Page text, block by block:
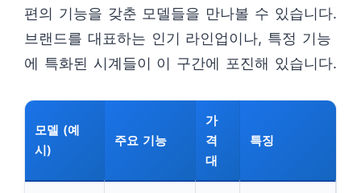
편의 기능을 갖춘 모델들을 만나볼 수 있습니다.
브랜드를 대표하는 인기 라인업이나, 특정 기능
에 특화된 시계들이 이 구간에 포진해 있습니다.
모델 (예
시)
주요 기능
가
격
대
특징